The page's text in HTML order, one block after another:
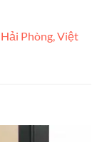
Phòng, Việt